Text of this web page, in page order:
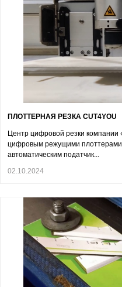
ПЛОТТЕРНАЯ РЕЗКА CUT4YOU
Центр цифровой резки
цифровым режущими плоттерами
автоматическим податчик...
02.10.2024